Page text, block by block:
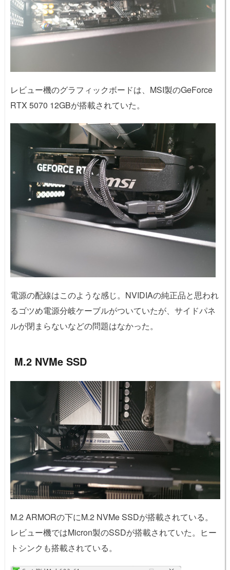
レビュー機のグラフィックボードは、MSI製のGeForce
RTX 5070 12GBが搭載されていた。
電源の配線はこのような感じ。NVIDIAの純正品と思われ
るゴツめ電源分岐ケーブルがついていたが、サイドパネ
ルが閉まらないなどの問題はなかった。
M.2 NVMe SSD
M.2 ARMORの下にM.2 NVMe SSDが搭載されている。
レビュー機ではMicron製のSSDが搭載されていた。ヒー
トシンクも搭載されている。